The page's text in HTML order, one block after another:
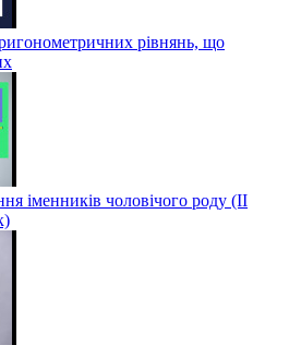
рівнянь, що
іменників чоловічого роду (ІІ